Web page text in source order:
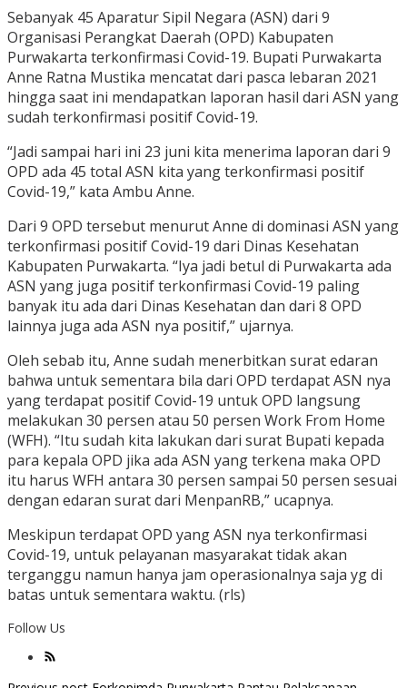
Sebanyak 45 Aparatur Sipil Negara (ASN) dari 9
Organisasi Perangkat Daerah (OPD) Kabupaten
Purwakarta terkonfirmasi Covid-19. Bupati Purwakarta
Anne Ratna Mustika mencatat dari pasca lebaran 2021
hingga saat ini mendapatkan laporan hasil dari ASN yang
sudah terkonfirmasi positif Covid-19.
“Jadi sampai hari ini 23 juni kita menerima laporan dari 9
OPD ada 45 total ASN kita yang terkonfirmasi positif
Covid-19,” kata Ambu Anne.
Dari 9 OPD tersebut menurut Anne di dominasi ASN yang
terkonfirmasi positif Covid-19 dari Dinas Kesehatan
Kabupaten Purwakarta. “Iya jadi betul di Purwakarta ada
ASN yang juga positif terkonfirmasi Covid-19 paling
banyak itu ada dari Dinas Kesehatan dan dari 8 OPD
lainnya juga ada ASN nya positif,” ujarnya.
Oleh sebab itu, Anne sudah menerbitkan surat edaran
bahwa untuk sementara bila dari OPD terdapat ASN nya
yang terdapat positif Covid-19 untuk OPD langsung
melakukan 30 persen atau 50 persen Work From Home
(WFH). “Itu sudah kita lakukan dari surat Bupati kepada
para kepala OPD jika ada ASN yang terkena maka OPD
itu harus WFH antara 30 persen sampai 50 persen sesuai
dengan edaran surat dari MenpanRB,” ucapnya.
Meskipun terdapat OPD yang ASN nya terkonfirmasi
Covid-19, untuk pelayanan masyarakat tidak akan
terganggu namun hanya jam operasionalnya saja yg di
batas untuk sementara waktu. (rls)
Follow Us